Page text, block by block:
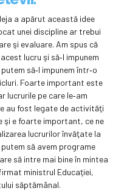
a apărut această idee
unei discipline ar trebui
şi evaluare. Am spus că
lucru şi să‑l impunem
să‑l impunem într‑o
Foarte important este
lucrurile pe care le‑am
au fost legate de activităţi
şi e foarte important, ce ne
lucrurilor învăţate la
să avem programe
să intre mai bine în mintea
ministrul Educaţiei,
săptămânal.